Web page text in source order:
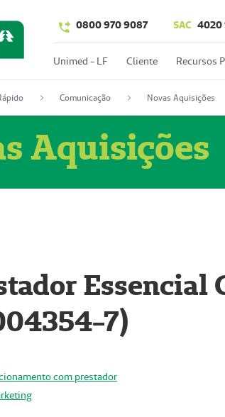
0800 970 9087 SAC 4020
Unimed - LF Cliente Recursos
Comunicação Novas Aquisições
Aquisições
Essencial
7)
com prestador